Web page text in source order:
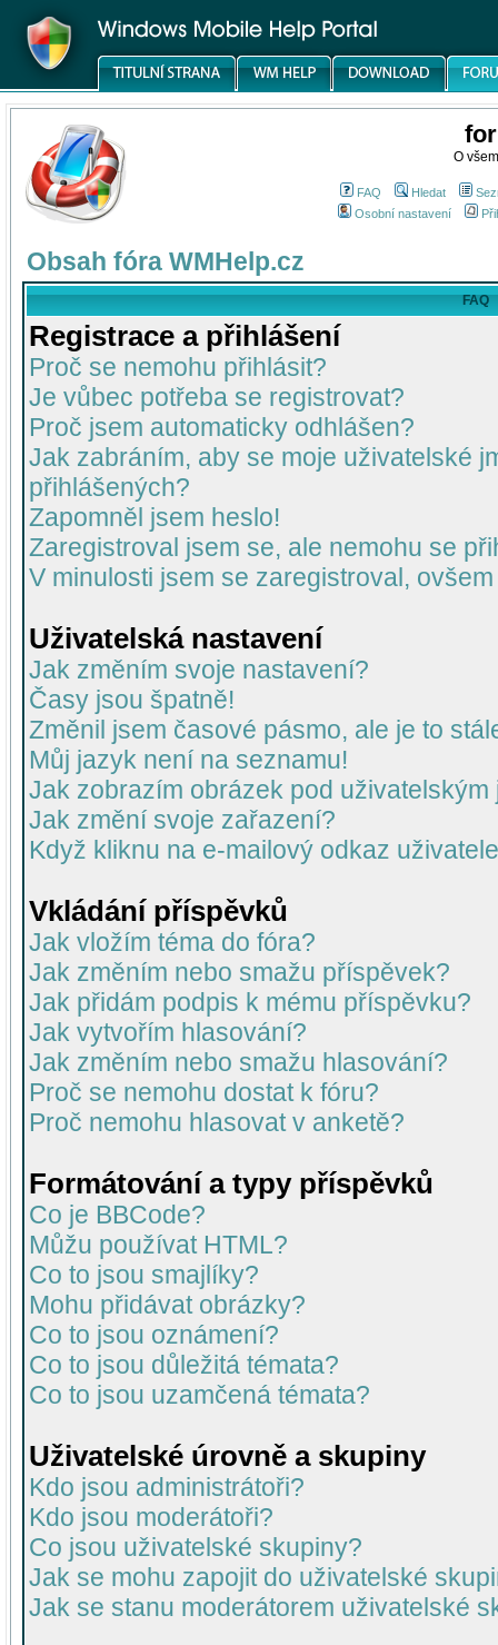
O
FAQ Hledat
Osobní nastavení
Obsah fóra WMHelp.cz
FAQ
Registrace a přihlášení
Proč se nemohu přihlásit?
Je vůbec potřeba se registrovat?
Proč jsem automaticky odhlášen?
Jak zabráním, aby se moje uživatelské
přihlášených?
Zapomněl jsem heslo!
Zaregistroval jsem se, ale nemohu se
V minulosti jsem se zaregistroval,
Uživatelská nastavení
Jak změním svoje nastavení?
Časy jsou špatně!
Změnil jsem časové pásmo, ale je to
Můj jazyk není na seznamu!
Jak zobrazím obrázek pod uživatelským
Jak změní svoje zařazení?
Když kliknu na e-mailový odkaz
Vkládání příspěvků
Jak vložím téma do fóra?
Jak změním nebo smažu příspěvek?
Jak přidám podpis k mému příspěvku?
Jak vytvořím hlasování?
Jak změním nebo smažu hlasování?
Proč se nemohu dostat k fóru?
Proč nemohu hlasovat v anketě?
Formátování a typy příspěvků
Co je BBCode?
Můžu používat HTML?
Co to jsou smajlíky?
Mohu přidávat obrázky?
Co to jsou oznámení?
Co to jsou důležitá témata?
Co to jsou uzamčená témata?
Uživatelské úrovně a skupiny
Kdo jsou administrátoři?
Kdo jsou moderátoři?
Co jsou uživatelské skupiny?
Jak se mohu zapojit do uživatelské
Jak se stanu moderátorem uživatelské